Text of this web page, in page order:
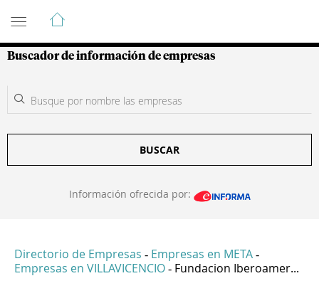
Guía de Empresas Colombianas
Buscador de información de empresas
BUSCAR
Información ofrecida por:
Directorio de Empresas - Empresas en META -
Empresas en VILLAVICENCIO - Fundacion Iberoamer...